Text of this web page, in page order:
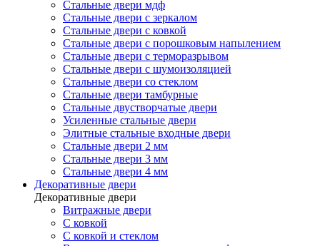
Стальные двери мдф
Стальные двери с зеркалом
Стальные двери с ковкой
Стальные двери с порошковым напылением
Стальные двери с терморазрывом
Стальные двери с шумоизоляцией
Стальные двери со стеклом
Стальные двери тамбурные
Стальные двустворчатые двери
Усиленные стальные двери
Элитные стальные входные двери
Стальные двери 2 мм
Стальные двери 3 мм
Стальные двери 4 мм
Декоративные двери
Декоративные двери
Витражные двери
С ковкой
С ковкой и стеклом